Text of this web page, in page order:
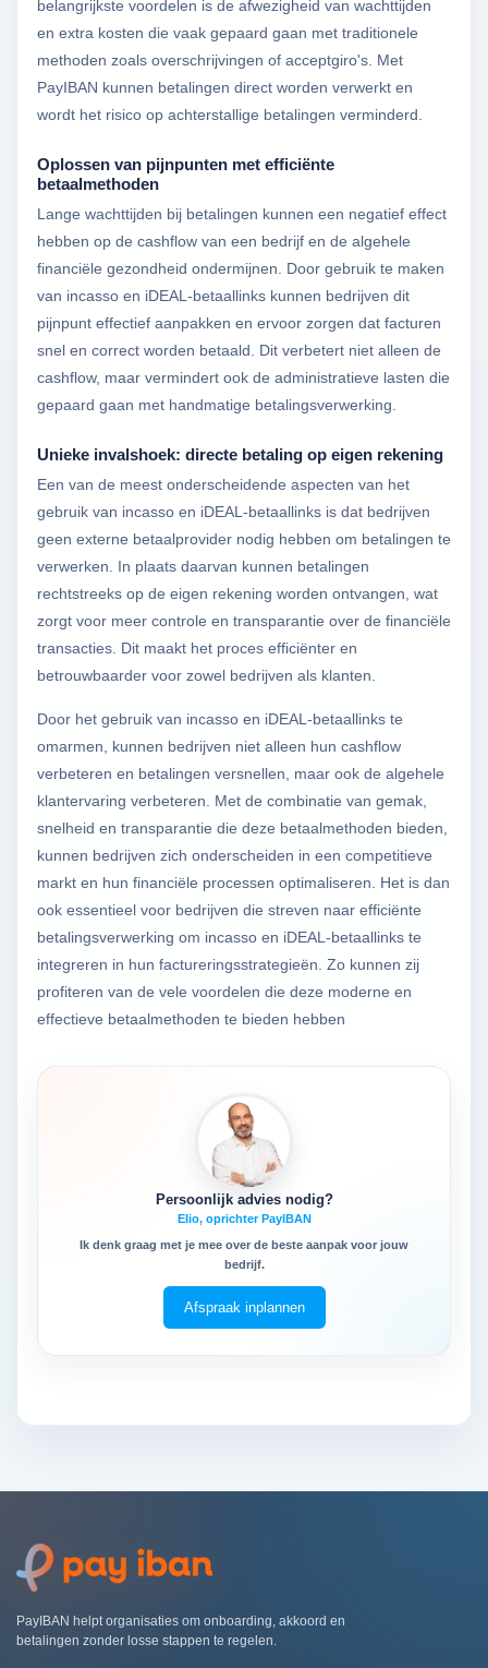
belangrijkste voordelen is de afwezigheid van wachttijden
en extra kosten die vaak gepaard gaan met traditionele
methoden zoals overschrijvingen of acceptgiro's. Met
PayIBAN kunnen betalingen direct worden verwerkt en
wordt het risico op achterstallige betalingen verminderd.
Oplossen van pijnpunten met efficiënte
betaalmethoden
Lange wachttijden bij betalingen kunnen een negatief effect
hebben op de cashflow van een bedrijf en de algehele
financiële gezondheid ondermijnen. Door gebruik te maken
van incasso en iDEAL-betaallinks kunnen bedrijven dit
pijnpunt effectief aanpakken en ervoor zorgen dat facturen
snel en correct worden betaald. Dit verbetert niet alleen de
cashflow, maar vermindert ook de administratieve lasten die
gepaard gaan met handmatige betalingsverwerking.
Unieke invalshoek: directe betaling op eigen rekening
Een van de meest onderscheidende aspecten van het
gebruik van incasso en iDEAL-betaallinks is dat bedrijven
geen externe betaalprovider nodig hebben om betalingen te
verwerken. In plaats daarvan kunnen betalingen
rechtstreeks op de eigen rekening worden ontvangen, wat
zorgt voor meer controle en transparantie over de financiële
transacties. Dit maakt het proces efficiënter en
betrouwbaarder voor zowel bedrijven als klanten.
Door het gebruik van incasso en iDEAL-betaallinks te
omarmen, kunnen bedrijven niet alleen hun cashflow
verbeteren en betalingen versnellen, maar ook de algehele
klantervaring verbeteren. Met de combinatie van gemak,
snelheid en transparantie die deze betaalmethoden bieden,
kunnen bedrijven zich onderscheiden in een competitieve
markt en hun financiële processen optimaliseren. Het is dan
ook essentieel voor bedrijven die streven naar efficiënte
betalingsverwerking om incasso en iDEAL-betaallinks te
integreren in hun factureringsstrategieën. Zo kunnen zij
profiteren van de vele voordelen die deze moderne en
effectieve betaalmethoden te bieden hebben
Persoonlijk advies nodig?
Elio, oprichter PayIBAN
Ik denk graag met je mee over de beste aanpak voor jouw
bedrijf.
Afspraak inplannen
PayIBAN helpt organisaties om onboarding, akkoord en
betalingen zonder losse stappen te regelen.